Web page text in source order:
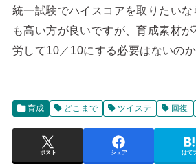
統一試験でハイスコアを取りたい
も高い方が良いですが、育成素材
労して10／10にする必要はないのか
育成 どこまで ツイステ 回復
ポスト シェア はて